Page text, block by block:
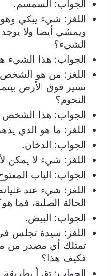
الجواب: السمسم.
اللغز: شيء يبكي
ويمشي أيضا ولا
الشيء؟
الجواب: هذا الشيء
اللغز: من هو
تسير فوق الأرض
النجوم؟
الجواب: هذا الشخص
اللغز: ما هو الذي
الجواب: الدخان.
اللغز: شيء لا يمكن
الجواب: الباب
اللغز: شيء عند
الحالة الصلبة، فما
الجواب: البيض.
اللغز: سيدة تجلس في
تمتلك أي مصدر من
فكيف هذا؟
الجواب: تقرأ بطريقة